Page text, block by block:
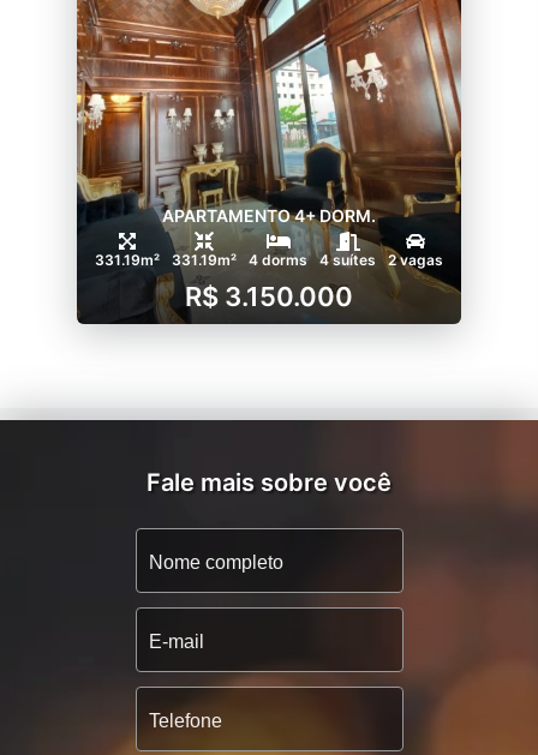
APARTAMENTO 4+ DORM.
331.19m² 331.19m² 4 dorms 4 suítes 2 vagas
R$ 3.150.000
Fale mais sobre você